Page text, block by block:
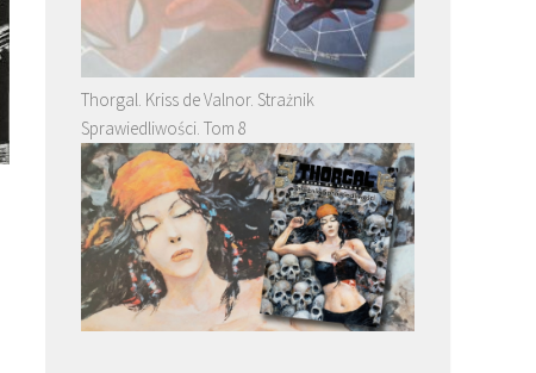
Thorgal. Kriss de Valnor. Strażnik
Sprawiedliwości. Tom 8